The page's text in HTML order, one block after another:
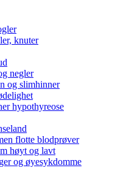
knuter
negler
og slimhinner
hypothyreose
flotte blodprøver
høyt og lavt
og øyesykdomme